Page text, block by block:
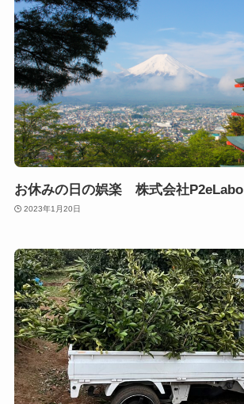
お休みの日の娯楽 株式会社P2eLabo
2023年1月20日